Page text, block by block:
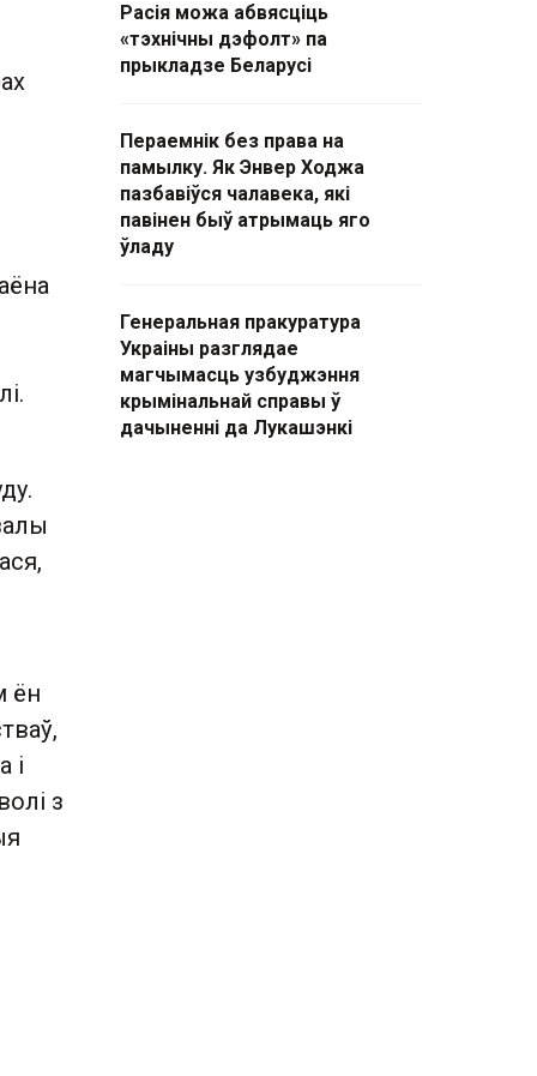
ён
і
з
Расія можа абвясціць
«тэхнічны дэфолт» па
прыкладзе Беларусі
Пераемнік без права на
памылку. Як Энвер Ходжа
пазбавіўся чалавека, які
павінен быў атрымаць яго
ўладу
Генеральная пракуратура
Украіны разглядае
магчымасць узбуджэння
крымінальнай справы ў
дачыненні да Лукашэнкі